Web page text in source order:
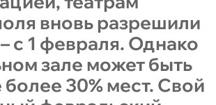
вновь разрешили
с 1 февраля. Однако
зале может быть
более 30% мест. Свой